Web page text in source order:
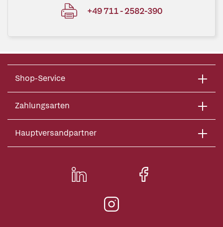
+49 711 - 2582-390
Shop-Service
Zahlungsarten
Hauptversandpartner